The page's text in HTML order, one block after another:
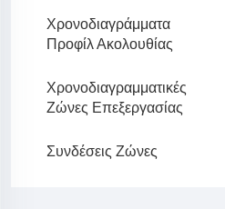
Χρονοδιαγράμματα
Προφίλ Ακολουθίας
Χρονοδιαγραμματικές
Ζώνες Επεξεργασίας
Συνδέσεις Ζώνες